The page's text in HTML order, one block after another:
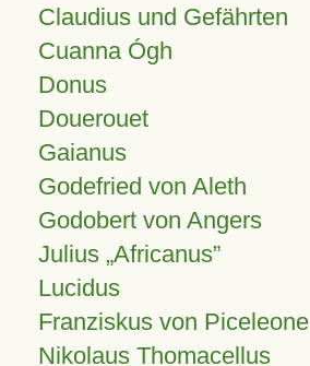
Claudius und Gefährten
Cuanna Ógh
Donus
Douerouet
Gaianus
Godefried von Aleth
Godobert von Angers
Julius Africanus
Lucidus
Franziskus von Piceleone
Nikolaus Thomacellus